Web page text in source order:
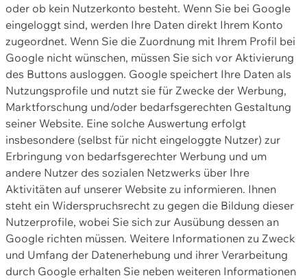
oder ob kein Nutzerkonto besteht. Wenn Sie bei Google
eingeloggt sind, werden Ihre Daten direkt Ihrem Konto
zugeordnet. Wenn Sie die Zuordnung mit Ihrem Profil bei
Google nicht wünschen, müssen Sie sich vor Aktivierung
des Buttons ausloggen. Google speichert Ihre Daten als
Nutzungsprofile und nutzt sie für Zwecke der Werbung,
Marktforschung und/oder bedarfsgerechten Gestaltung
seiner Website. Eine solche Auswertung erfolgt
insbesondere (selbst für nicht eingeloggte Nutzer) zur
Erbringung von bedarfsgerechter Werbung und um
andere Nutzer des sozialen Netzwerks über Ihre
Aktivitäten auf unserer Website zu informieren. Ihnen
steht ein Widerspruchsrecht zu gegen die Bildung dieser
Nutzerprofile, wobei Sie sich zur Ausübung dessen an
Google richten müssen. Weitere Informationen zu Zweck
und Umfang der Datenerhebung und ihrer Verarbeitung
durch Google erhalten Sie neben weiteren Informationen